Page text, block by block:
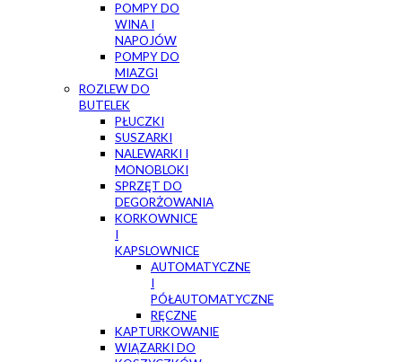
POMPY DO
WINA I
NAPOJÓW
POMPY DO
MIAZGI
ROZLEW DO
BUTELEK
PŁUCZKI
SUSZARKI
NALEWARKI I
MONOBLOKI
SPRZĘT DO
DEGORŻOWANIA
KORKOWNICE
I
KAPSLOWNICE
AUTOMATYCZNE
I
PÓŁAUTOMATYCZNE
RĘCZNE
KAPTURKOWANIE
WIĄZARKI DO